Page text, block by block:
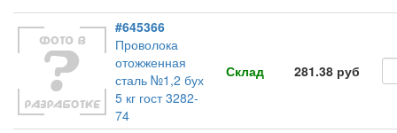
#645366
Проволока
отожженная
сталь №1,2 бух
5 кг гост 3282-
74
Склад 281.38 руб